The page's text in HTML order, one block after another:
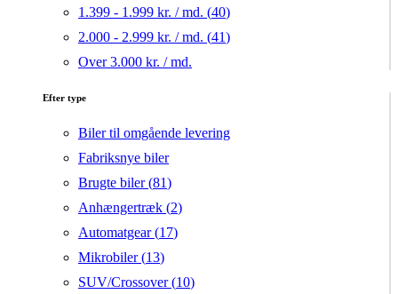
1.399 - 1.999 kr. / md. (40)
2.000 - 2.999 kr. / md. (41)
Over 3.000 kr. / md.
Efter type
Biler til omgående levering
Fabriksnye biler
Brugte biler (81)
Anhængertræk (2)
Automatgear (17)
Mikrobiler (13)
SUV/Crossover (10)